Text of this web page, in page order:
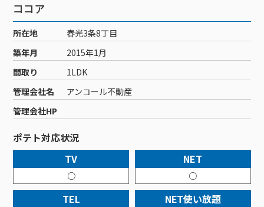
サービス提供エリア
工事・配線について
新居をご検討中の方へ
ポテトを導入している集合住宅
物件情報
特典・キャンペーン
おトクな割引サービス
ご加入中の方
ご加入中のサービス確認・変更
WEBメール
サポートサービス
サポートサービストップ
リモートコール
回線速度測定
接続・設定⽅法
訪問サポート＆サポートパックサービス料⾦表
新着情報
メンテナンス・障害情報
ポテトからのプレゼント
イベントカレンダー
講座のご案内
サービス案内
サービス案内
ケーブルテレビ
ケーブルテレビトップ
チャンネル紹介
料⾦プラン
NHK衛星受信料団体⼀括⽀払
機器⼀覧
インターネット
インターネットトップ
料⾦プラン
Wi-Fiサービス
ポテトホーム防犯カメラ
オプションサービス
固定電話
固定電話トップ
基本料⾦・通話料⾦
オプションサービス
auスマートバリュー
ポテトスマートフォン
ポテトスマートフォントップ
料⾦プラン
機種⼀覧
でんきトップ
ポラリンでんき×ポテト
暮らしを快適にするサービス
暮らしを快適にするサービストップ
コミチャン
お困りの方はこちら
会社案内
メンテナンス
障害情報
ココア
所在地
春光3条8丁目
築年月
2015年1月
間取り
1LDK
管理会社名
アンコール不動産
管理会社HP
ポテト対応状況
TV
○
NET
○
TEL NET使い放題